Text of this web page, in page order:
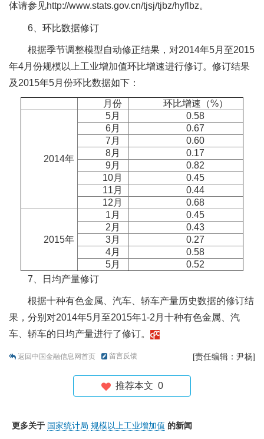
体请参见http://www.stats.gov.cn/tjsj/tjbz/hyflbz。
6、环比数据修订
根据季节调整模型自动修正结果，对2014年5月至2015
年4月份规模以上工业增加值环比增速进行修订。修订结果
及2015年5月份环比数据如下：
月份 环比增速（%）
2014年
5月
0.58
6月
0.67
7月
0.60
8月
0.17
9月
0.82
10月
0.45
11月
0.44
12月
0.68
2015年
1月
0.45
2月
0.43
3月
0.27
4月
0.58
5月
0.52
7、日均产量修订
根据十种有色金属、汽车、轿车产量历史数据的修订结
果，分别对2014年5月至2015年1-2月十种有色金属、汽
车、轿车的日均产量进行了修订。
返回中国金融信息网首页 留言反馈 [责任编辑：尹杨]
推荐本文 0
更多关于 国家统计局 规模以上工业增加值 的新闻